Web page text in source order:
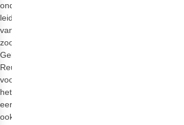
onder
leiding
van
zoon
Gebhard
Reusch
voor
het
eerst
ook